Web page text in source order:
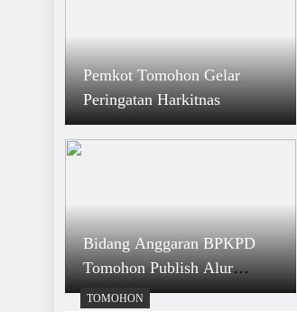
Pemkot Tomohon Gelar
Peringatan Harkitnas
Bidang Anggaran BPKPD
Tomohon Publish Alur
Hingga Penetapan APBD
TOMOHON